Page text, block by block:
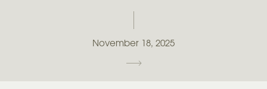
November 18, 2025